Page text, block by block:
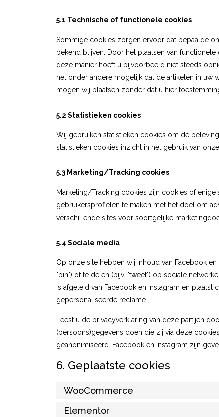
5.1 Technische of functionele cookies
Sommige cookies zorgen ervoor dat bepaalde
bekend blijven. Door het plaatsen van
deze manier hoeft u bijvoorbeeld niet steeds
het onder andere mogelijk dat de artikelen in uw
mogen wij plaatsen zonder dat u hier
5.2 Statistieken cookies
Wij gebruiken statistieken cookies om de
statistieken cookies inzicht in het gebruik van
5.3 Marketing/Tracking cookies
Marketing/Tracking cookies zijn cookies of
gebruikersprofielen te maken met het doel om
verschillende sites voor soortgelijke
5.4 Sociale media
Op onze site hebben wij inhoud van Facebook
"pin") of te delen (bijv. "tweet") op sociale
is afgeleid van Facebook en Instagram en
gepersonaliseerde reclame.
Leest u de privacyverklaring van deze partijen
(persoons)gegevens doen die zij via deze
geanonimiseerd. Facebook en Instagram zijn
6. Geplaatste cookies
WooCommerce
Elementor